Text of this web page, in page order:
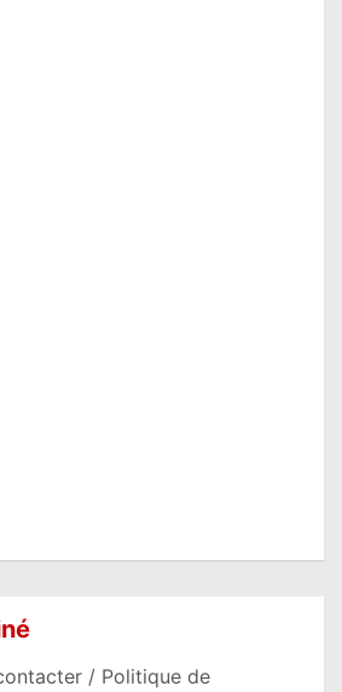
/ Politique de